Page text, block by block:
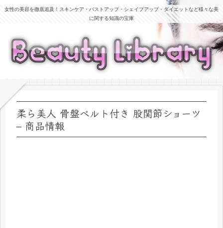
女性の美容を徹底追及！スキンケア・バストアップ・シェイプアップ・ダイエットなど様々な美
に関する知識の宝庫
柔ら美人 骨盤ベルト付き 股関節ショーツ
– 商品情報